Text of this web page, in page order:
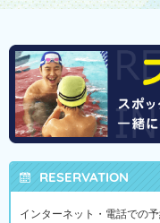
RESERVATION
インターネット・電話での予